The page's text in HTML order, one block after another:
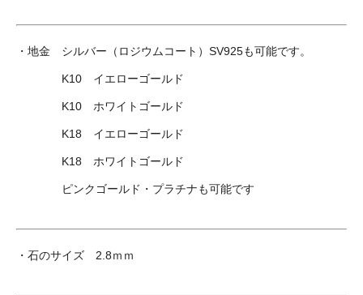
・地金 シルバー（ロジウムコート）SV925も可能です。
K10 イエローゴールド
K10 ホワイトゴールド
K18 イエローゴールド
K18 ホワイトゴールド
ピンクゴールド・プラチナも可能です
・石のサイズ 2.8ｍｍ